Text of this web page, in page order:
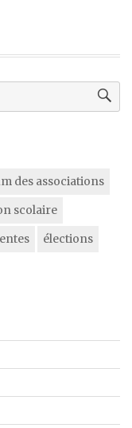
des associations
scolaire
élections